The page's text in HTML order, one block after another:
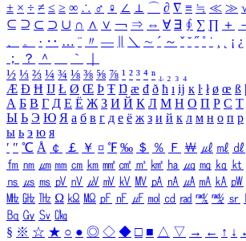
± × ÷ ≠ ≤ ≥ ∞ ∴ ♂ ♀ ∠ ⊥ ⌒ ∂ ∇ ≡ ≒ ≪ ≫
⊆ ⊇ ⊂ ⊃ ∪ ∩ ∧ ∨ ￢ ⇒ ⇔ ∀ ∃ ∮ ∑ ∏ ＋
、
。 · ‥ … ¨ 〃 ― ＼ ∼ ´ ～ ˇ ˘ ˝ ˚ ˙ ¸ ¡ ¿
；
？ ＾ ｀
½ ⅓ ⅔ ¼ ¾ ⅛ ⅜ ⅝ ⅞ ¹ ² ³ ⁴ ⁿ ₁ ₂ ₃ ₄
Æ Ð Ħ Ĳ Ł Ø Œ Þ Ŧ Ŋ æ đ ð ħ ı ĳ ĸ ŀ ł ø œ ß
А Б В Г Д Е Ё Ж З И Й К Л М Н О П Р С Т
Ы Ь Э Ю Я а б в г д е ё ж з и й к л м н о п р
ы ь э ю я
′ ″ ℃ Å ￠ ￡ ￥ ¤ ℉ ‰ ＄ ％ Ｆ ￦ ㎕ ㎖ ㎗
㎙ ㎚ ㎛ ㎜ ㎝ ㎞ ㎟ ㎠ ㎡ ㎢ ㏊ ㎍ ㎎ ㎏ ㏏
㎱ ㎲ ㎳ ㎴ ㎵ ㎶ ㎷ ㎸ ㎹ ㎀ ㎁ ㎂ ㎃ ㎄ ㎺
㎒ ㎓ ㎔ Ω ㏀ ㏁ ㎊ ㎋ ㎌ ㏖ ㏅ ㎭ ㎮ ㎯ ㏛
㏃ ㏉ ㏜ ㏆
§ ※ ☆ ★ ○ ● ◎ ◇ ◆ □ ■ △ ▽ → ← ↑ ↓